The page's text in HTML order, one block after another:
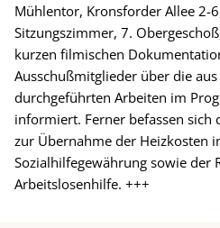
Mühlentor, Kronsforder Allee 2-
Sitzungszimmer, 7.
kurzen filmischen
Ausschußmitglieder über die
durchgeführten Arbeiten im
informiert. Ferner befassen
zur Übernahme der Heizkosten
Sozialhilfegewährung sowie der
Arbeitslosenhilfe. +++